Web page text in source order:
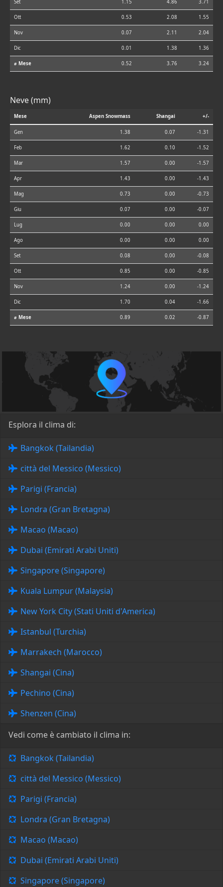
Set 1.15 4.86 3.71
Ott 0.53 2.08 1.55
Nov 0.07 2.11 2.04
Dic 0.01 1.38 1.36
⌀ Mese 0.52 3.76 3.24
Neve (mm)
Mese Aspen Snowmass Shangai +/-
Gen 1.38 0.07 -1.31
Feb 1.62 0.10 -1.52
Mar 1.57 0.00 -1.57
Apr 1.43 0.00 -1.43
Mag 0.73 0.00 -0.73
Giu 0.07 0.00 -0.07
Lug 0.00 0.00 0.00
Ago 0.00 0.00 0.00
Set 0.08 0.00 -0.08
Ott 0.85 0.00 -0.85
Nov 1.24 0.00 -1.24
Dic 1.70 0.04 -1.66
⌀ Mese 0.89 0.02 -0.87
Esplora il clima di:
Bangkok (Tailandia)
città del Messico (Messico)
Parigi (Francia)
Londra (Gran Bretagna)
Macao (Macao)
Dubai (Emirati Arabi Uniti)
Singapore (Singapore)
Kuala Lumpur (Malaysia)
New York City (Stati Uniti d'America)
Istanbul (Turchia)
Marrakech (Marocco)
Shangai (Cina)
Pechino (Cina)
Shenzen (Cina)
Vedi come è cambiato il clima in:
Bangkok (Tailandia)
città del Messico (Messico)
Parigi (Francia)
Londra (Gran Bretagna)
Macao (Macao)
Dubai (Emirati Arabi Uniti)
Singapore (Singapore)